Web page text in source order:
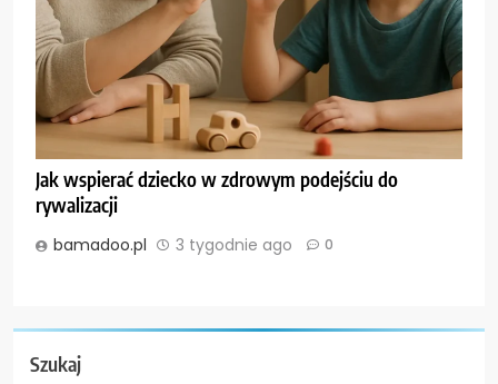
Jak wspierać dziecko w zdrowym podejściu do
rywalizacji
bamadoo.pl 3 tygodnie ago 0
Szukaj